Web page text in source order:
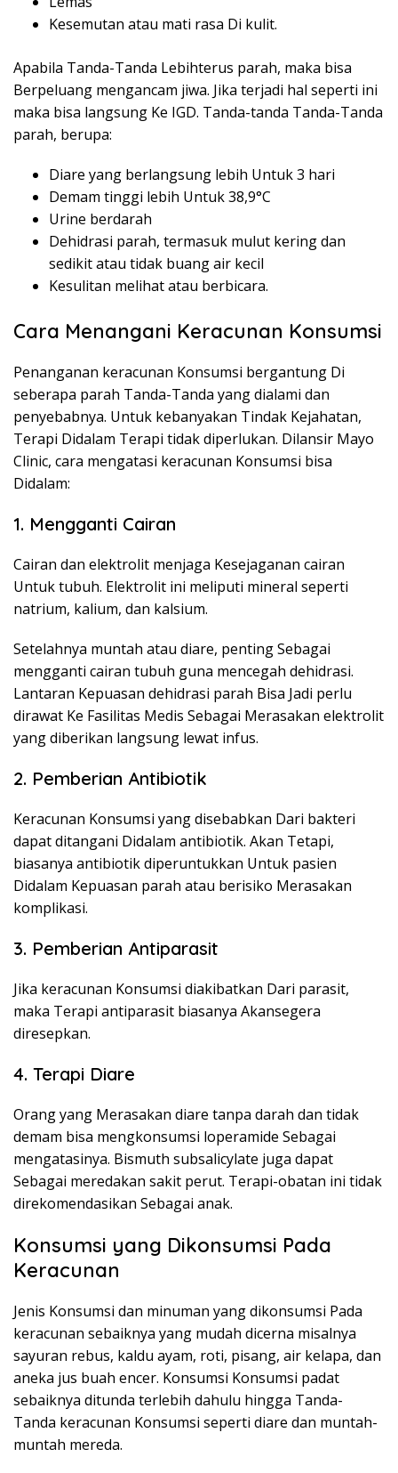
Kesemutan atau mati rasa Di kulit.
Apabila Tanda-Tanda Lebihterus parah, maka bisa
Berpeluang mengancam jiwa. Jika terjadi hal seperti ini
maka bisa langsung Ke IGD. Tanda-tanda Tanda-Tanda
parah, berupa:
Diare yang berlangsung lebih Untuk 3 hari
Demam tinggi lebih Untuk 38,9°C
Urine berdarah
Dehidrasi parah, termasuk mulut kering dan
sedikit atau tidak buang air kecil
Kesulitan melihat atau berbicara.
Cara Menangani Keracunan Konsumsi
Penanganan keracunan Konsumsi bergantung Di
seberapa parah Tanda-Tanda yang dialami dan
penyebabnya. Untuk kebanyakan Tindak Kejahatan,
Terapi Didalam Terapi tidak diperlukan. Dilansir Mayo
Clinic, cara mengatasi keracunan Konsumsi bisa
Didalam:
1. Mengganti Cairan
Cairan dan elektrolit menjaga Kesejaganan cairan
Untuk tubuh. Elektrolit ini meliputi mineral seperti
natrium, kalium, dan kalsium.
Setelahnya muntah atau diare, penting Sebagai
mengganti cairan tubuh guna mencegah dehidrasi.
Lantaran Kepuasan dehidrasi parah Bisa Jadi perlu
dirawat Ke Fasilitas Medis Sebagai Merasakan elektrolit
yang diberikan langsung lewat infus.
2. Pemberian Antibiotik
Keracunan Konsumsi yang disebabkan Dari bakteri
dapat ditangani Didalam antibiotik. Akan Tetapi,
biasanya antibiotik diperuntukkan Untuk pasien
Didalam Kepuasan parah atau berisiko Merasakan
komplikasi.
3. Pemberian Antiparasit
Jika keracunan Konsumsi diakibatkan Dari parasit,
maka Terapi antiparasit biasanya Akansegera
diresepkan.
4. Terapi Diare
Orang yang Merasakan diare tanpa darah dan tidak
demam bisa mengkonsumsi loperamide Sebagai
mengatasinya. Bismuth subsalicylate juga dapat
Sebagai meredakan sakit perut. Terapi-obatan ini tidak
direkomendasikan Sebagai anak.
Konsumsi yang Dikonsumsi Pada
Keracunan
Jenis Konsumsi dan minuman yang dikonsumsi Pada
keracunan sebaiknya yang mudah dicerna misalnya
sayuran rebus, kaldu ayam, roti, pisang, air kelapa, dan
aneka jus buah encer. Konsumsi Konsumsi padat
sebaiknya ditunda terlebih dahulu hingga Tanda-
Tanda keracunan Konsumsi seperti diare dan muntah-
muntah mereda.